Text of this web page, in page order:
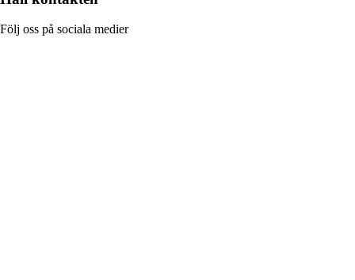
Följ oss på sociala medier